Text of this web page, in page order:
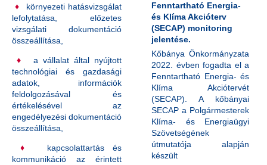
Fenntartható Energia-
és Klíma Akcióterv
(SECAP) monitoring
jelentése.
Kőbánya Önkormányzata
2022. évben fogadta el a
Fenntartható Energia- és
Klíma Akciótervét
(SECAP). A kőbányai
SECAP a Polgármesterek
Klíma- és Energiaügyi
Szövetségének
útmutatója alapján
készült
♦
környezeti hatásvizsgálat
lefolytatása, előzetes
vizsgálati dokumentáció
összeállítása,
♦
a vállalat által nyújtott
technológiai és gazdasági
adatok, információk
feldolgozásával és
értékelésével az
engedélyezési dokumentáció
összeállítása,
♦
kapcsolattartás és
kommunikáció az érintett